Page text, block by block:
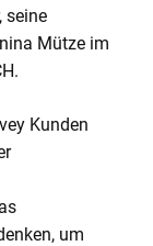
seine
Mütze im
Kunden
um